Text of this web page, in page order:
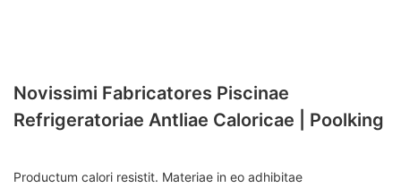
Novissimi Fabricatores Piscinae
Refrigeratoriae Antliae Caloricae | Poolking
Productum calori resistit. Materiae in eo adhibitae